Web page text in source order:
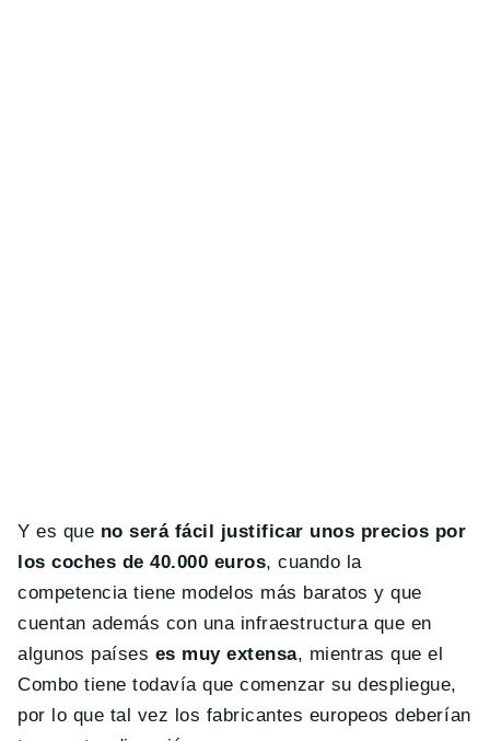
Y es que no será fácil justificar unos precios por
los coches de 40.000 euros, cuando la
competencia tiene modelos más baratos y que
cuentan además con una infraestructura que en
algunos países es muy extensa, mientras que el
Combo tiene todavía que comenzar su despliegue,
por lo que tal vez los fabricantes europeos deberían